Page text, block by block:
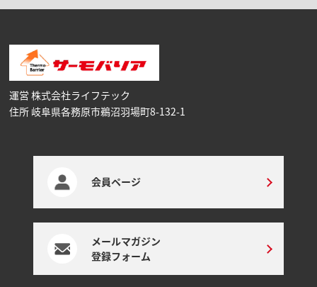
運営 株式会社ライフテック
住所 岐阜県各務原市鵜沼⽻場町8-132-1
会員ページ
メールマガジン
登録フォーム